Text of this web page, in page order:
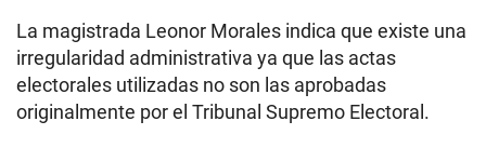
La magistrada Leonor Morales indica que existe una
irregularidad administrativa ya que las actas
electorales utilizadas no son las aprobadas
originalmente por el Tribunal Supremo Electoral.